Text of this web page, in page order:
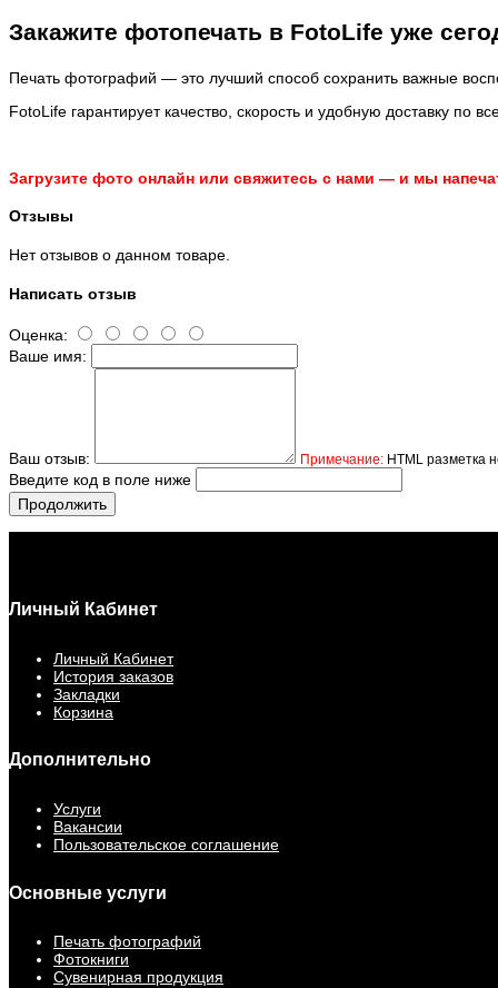
Закажите фотопечать в FotoLife уже
Печать фотографий — это лучший способ сохранить важные
FotoLife гарантирует качество, скорость и удобную доставку по
Загрузите фото онлайн или свяжитесь с нами — и мы
Отзывы
Нет отзывов о данном товаре.
Написать отзыв
Оценка:
Ваше имя:
Ваш отзыв: Примечание: HTML разметка
Введите код в поле ниже
Продолжить
Личный Кабинет
Личный Кабинет
История заказов
Закладки
Корзина
Дополнительно
Услуги
Вакансии
Пользовательское соглашение
Основные услуги
Печать фотографий
Фотокниги
Сувенирная продукция